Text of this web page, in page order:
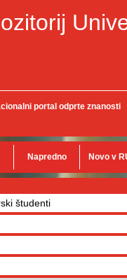
portal odprte znanosti
Napredno Novo v